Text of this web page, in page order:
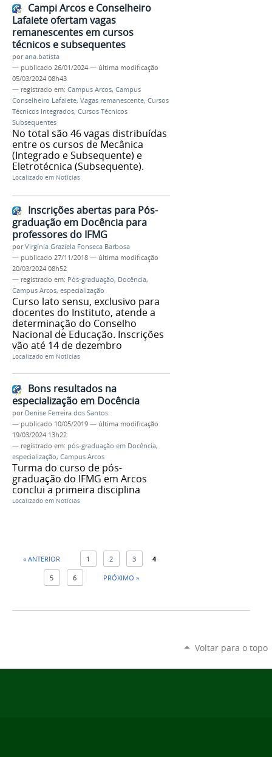
Campi Arcos e Conselheiro
Lafaiete ofertam vagas
remanescentes em cursos
técnicos e subsequentes
porana.batista
— publicado 26/01/2024 — última modificação
05/03/2024 08h43
— registrado em: Campus Arcos, Campus
Conselheiro Lafaiete, Vagas remanescente, Cursos
Técnicos Integrados, Cursos Técnicos
Subsequentes
No total são 46 vagas distribuídas
entre os cursos de Mecânica
(Integrado e Subsequente) e
Eletrotécnica (Subsequente).
Localizado em Notícias
Inscrições abertas para Pós-
graduação em Docência para
professores do IFMG
porVirgínia Graziela Fonseca Barbosa
— publicado 27/11/2018 — última modificação
20/03/2024 08h52
— registrado em: Pós-graduação, Docência,
Campus Arcos, especialização
Curso lato sensu, exclusivo para
docentes do Instituto, atende a
determinação do Conselho
Nacional de Educação. Inscrições
vão até 14 de dezembro
Localizado em Notícias
Bons resultados na
especialização em Docência
por Denise Ferreira dos Santos
— publicado 10/05/2019 — última modificação
19/03/2024 13h22
— registrado em: pós-graduação em Docência,
especialização, Campus Arcos
Turma do curso de pós-
graduação do IFMG em Arcos
conclui a primeira disciplina
Localizado em Notícias
« ANTERIOR 1 2 3 4
5 6 PRÓXIMO »
Voltar para o topo